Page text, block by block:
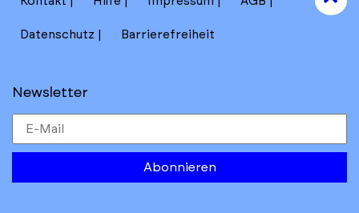
Datenschutz Barrierefreiheit
Newsletter
Abonnieren
top